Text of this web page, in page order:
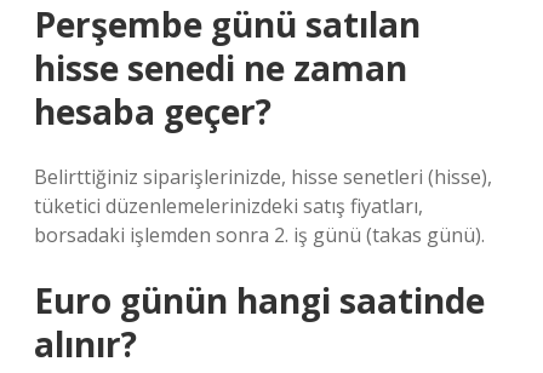
Perşembe günü satılan
hisse senedi ne zaman
hesaba geçer?
Belirttiğiniz siparişlerinizde, hisse senetleri (hisse),
tüketici düzenlemelerinizdeki satış fiyatları,
borsadaki işlemden sonra 2. iş günü (takas günü).
Euro günün hangi saatinde
alınır?